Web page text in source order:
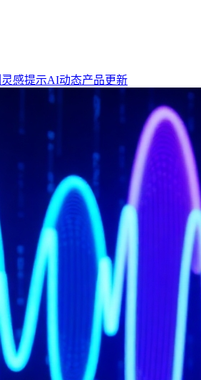
灵感提示AI动态产品更新